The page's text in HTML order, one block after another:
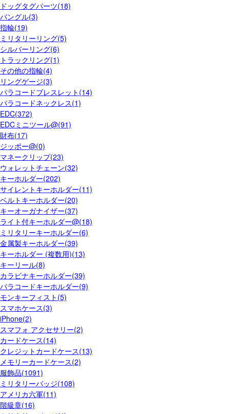
ドッグタグパーツ(18)
バングル(3)
指輪(19)
ミリタリーリング(5)
シルバーリング(6)
トラックリング(1)
その他の指輪(4)
リングゲージ(3)
パラコードブレスレット(14)
パラコードネックレス(1)
EDC(372)
EDCミニツール@(91)
財布(17)
ジッポー@(0)
マネークリップ(23)
ウォレットチェーン(32)
キーホルダー(202)
サイレントキーホルダー(11)
ベルトキーホルダー(20)
キーオーガナイザー(37)
ライト付キーホルダー@(18)
ミリタリーキーホルダー(6)
金属製キーホルダー(39)
キーホルダー (複数用)(13)
キーリール(8)
カラビナキーホルダー(39)
パラコードキーホルダー(9)
モンキーフィスト(5)
スマホケース(3)
iPhone(2)
スマフォ アクセサリー(2)
カードケース(14)
クレジットカードケース(13)
メモリーカードケース(2)
服飾品(1091)
ミリタリーバッジ(108)
アメリカ六軍(11)
階級章(16)